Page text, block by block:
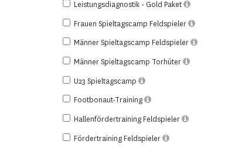
Leistungsdiagnostik - Gold Paket
Frauen Spieltagscamp Feldspieler
Männer Spieltagscamp Feldspieler
Männer Spieltagscamp Torhüter
U23 Spieltagscamp
Footbonaut-Training
Hallenfördertraining Feldspieler
Fördertraining Feldspieler